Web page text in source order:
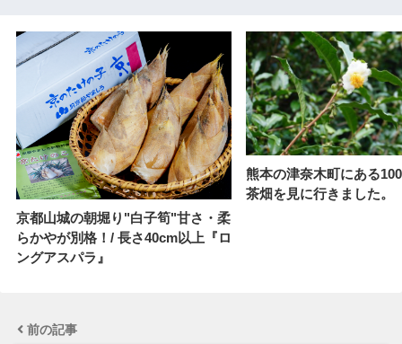
京都山城の朝堀り"白子筍"甘さ・柔
らかやが別格！/ 長さ40cm以上『ロ
ングアスパラ』
熊本の津奈木町にある
茶畑を見に行きました。
前の記事